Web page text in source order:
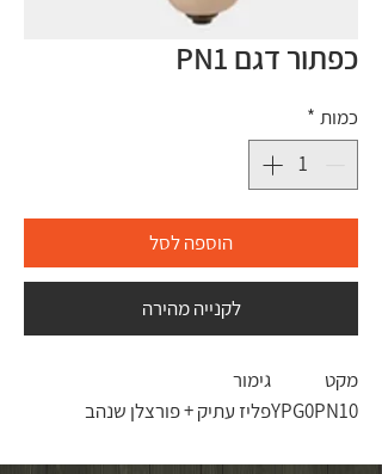
כפתור דגם PN1
כמות *
הוספה לסל
לקנייה מהירה
מקט
גימור
YPG0PN10פליז עתיק + פורצלן שנהב